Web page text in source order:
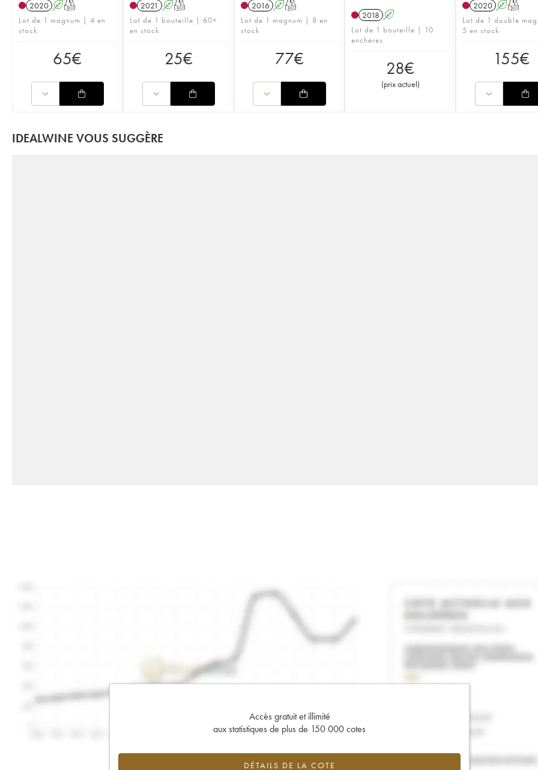
2020 AT
Lot de 1 magnum | 4 en
stock
65€
2021 AT
Lot de 1 bouteille | 60+
en stock
25€
2016 AT
Lot de 1 magnum | 8 en
stock
77€
2018 A
Lot de 1 bouteille | 10
enchères
28€
(prix actuel)
2020 AT
Lot de 1 double
5 en stock
155€
IDEALWINE VOUS SUGGÈRE
Accès gratuit et illimité
aux statistiques de plus de 150 000 cotes
DÉTAILS DE LA COTE